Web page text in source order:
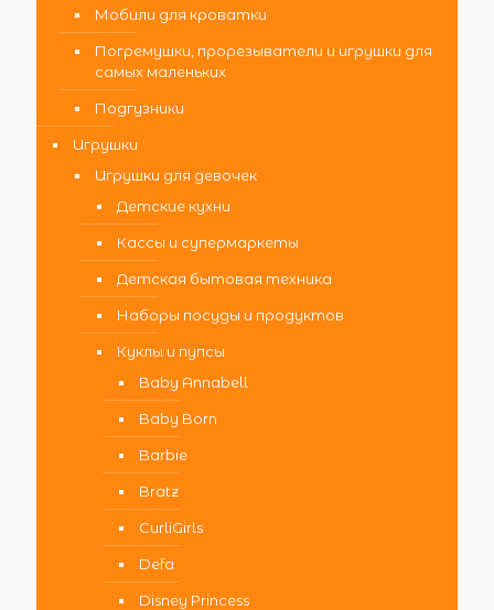
Мобили для кроватки
Погремушки, прорезыватели и игрушки для
самых маленьких
Подгузники
Игрушки
Игрушки для девочек
Детские кухни
Кассы и супермаркеты
Детская бытовая техника
Наборы посуды и продуктов
Куклы и пупсы
Baby Annabell
Baby Born
Barbie
Bratz
CurliGirls
Defa
Disney Princess